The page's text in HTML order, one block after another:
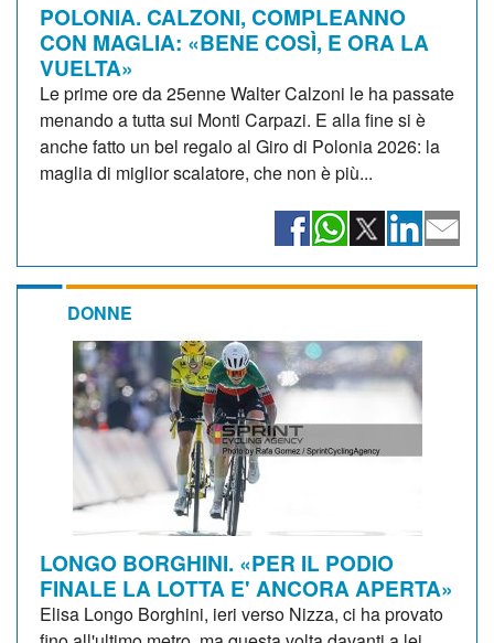
POLONIA. CALZONI, COMPLEANNO
CON MAGLIA: «BENE COSÌ, E ORA LA
VUELTA»
Le prime ore da 25enne Walter Calzoni le ha passate
menando a tutta sui Monti Carpazi. E alla fine si è
anche fatto un bel regalo al Giro di Polonia 2026: la
maglia di miglior scalatore, che non è più...
DONNE
LONGO BORGHINI. «PER IL PODIO
FINALE LA LOTTA E' ANCORA APERTA»
Elisa Longo Borghini, ieri verso Nizza, ci ha provato